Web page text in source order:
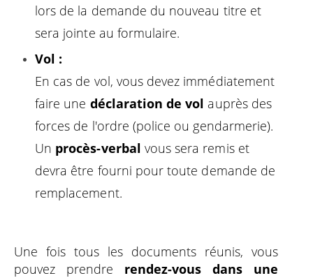
lors de la demande du nouveau titre et
sera jointe au formulaire.
Vol :
En cas de vol, vous devez immédiatement
faire une déclaration de vol auprès des
forces de l'ordre (police ou gendarmerie).
Un procès-verbal vous sera remis et
devra être fourni pour toute demande de
remplacement.
Une fois tous les documents réunis, vous
pouvez prendre rendez-vous dans une